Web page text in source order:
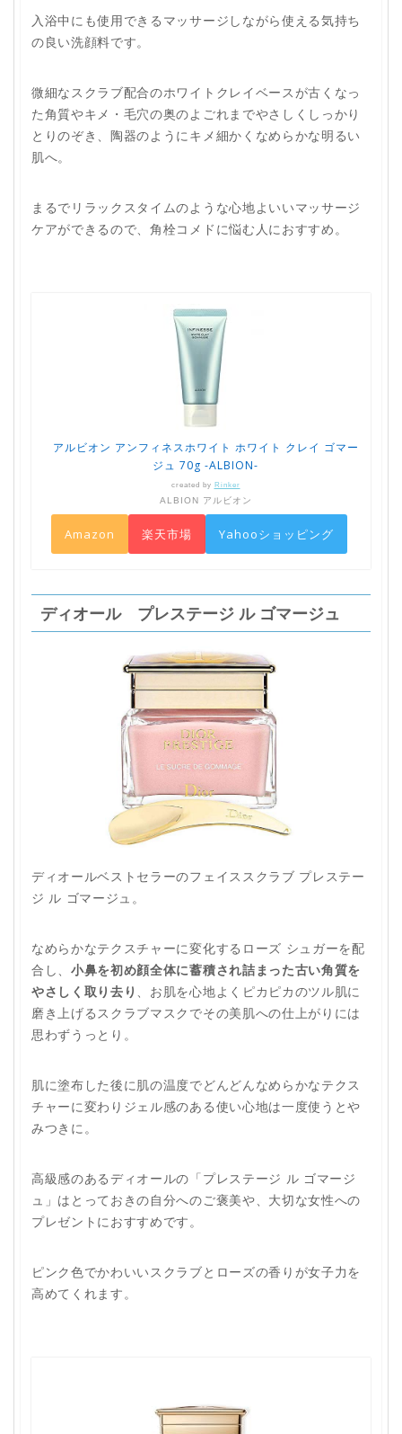
入浴中にも使用できるマッサージしながら使える気持ち
の良い洗顔料です。
微細なスクラブ配合のホワイトクレイベースが古くなっ
た角質やキメ・毛穴の奥のよごれまでやさしくしっかり
とりのぞき、陶器のようにキメ細かくなめらかな明るい
肌へ。
まるでリラックスタイムのような心地よいいマッサージ
ケアができるので、角栓コメドに悩む人におすすめ。
アルビオン アンフィネスホワイト ホワイト クレイ ゴマー
ジュ 70g -ALBION-
created by Rinker
ALBION アルビオン
Amazon 楽天市場 Yahooショッピング
ディオール プレステージ ル ゴマージュ
ディオールベストセラーのフェイススクラブ プレステー
ジ ル ゴマージュ。
なめらかなテクスチャーに変化するローズ シュガーを配
合し、小鼻を初め顔全体に蓄積され詰まった古い角質を
やさしく取り去り 、お肌を心地よくピカピカのツル肌に
磨き上げるスクラブマスクでその美肌への仕上がりには
思わずうっとり。
肌に塗布した後に肌の温度でどんどんなめらかなテクス
チャーに変わりジェル感のある使い心地は一度使うとや
みつきに。
高級感のあるディオールの「プレステージ ル ゴマージ
ュ」はとっておきの自分へのご褒美や、大切な女性への
プレゼントにおすすめです。
ピンク色でかわいいスクラブとローズの香りが女子力を
高めてくれます。